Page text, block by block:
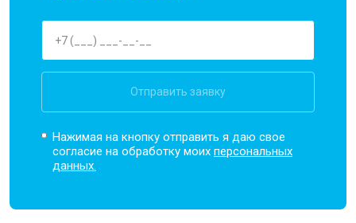
Отправить заявку
Нажимая на кнопку отправить я даю свое
согласие на обработку моихперсональных
данных.